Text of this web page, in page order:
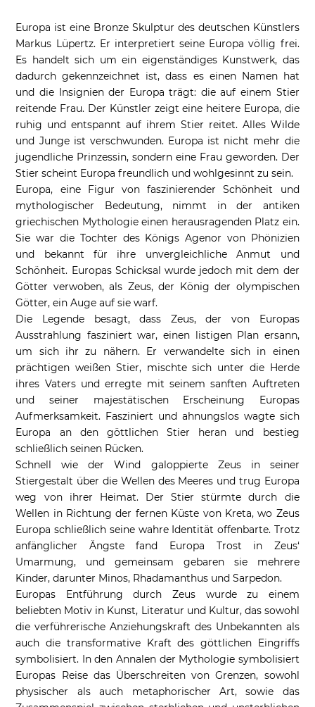
Europa ist eine Bronze Skulptur des deutschen Künstlers
Markus Lüpertz. Er interpretiert seine Europa völlig frei.
Es handelt sich um ein eigenständiges Kunstwerk, das
dadurch gekennzeichnet ist, dass es einen Namen hat
und die Insignien der Europa trägt: die auf einem Stier
reitende Frau. Der Künstler zeigt eine heitere Europa, die
ruhig und entspannt auf ihrem Stier reitet. Alles Wilde
und Junge ist verschwunden. Europa ist nicht mehr die
jugendliche Prinzessin, sondern eine Frau geworden. Der
Stier scheint Europa freundlich und wohlgesinnt zu sein.
Europa, eine Figur von faszinierender Schönheit und
mythologischer Bedeutung, nimmt in der antiken
griechischen Mythologie einen herausragenden Platz ein.
Sie war die Tochter des Königs Agenor von Phönizien
und bekannt für ihre unvergleichliche Anmut und
Schönheit. Europas Schicksal wurde jedoch mit dem der
Götter verwoben, als Zeus, der König der olympischen
Götter, ein Auge auf sie warf.
Die Legende besagt, dass Zeus, der von Europas
Ausstrahlung fasziniert war, einen listigen Plan ersann,
um sich ihr zu nähern. Er verwandelte sich in einen
prächtigen weißen Stier, mischte sich unter die Herde
ihres Vaters und erregte mit seinem sanften Auftreten
und seiner majestätischen Erscheinung Europas
Aufmerksamkeit. Fasziniert und ahnungslos wagte sich
Europa an den göttlichen Stier heran und bestieg
schließlich seinen Rücken.
Schnell wie der Wind galoppierte Zeus in seiner
Stiergestalt über die Wellen des Meeres und trug Europa
weg von ihrer Heimat. Der Stier stürmte durch die
Wellen in Richtung der fernen Küste von Kreta, wo Zeus
Europa schließlich seine wahre Identität offenbarte. Trotz
anfänglicher Ängste fand Europa Trost in Zeus‘
Umarmung, und gemeinsam gebaren sie mehrere
Kinder, darunter Minos, Rhadamanthus und Sarpedon.
Europas Entführung durch Zeus wurde zu einem
beliebten Motiv in Kunst, Literatur und Kultur, das sowohl
die verführerische Anziehungskraft des Unbekannten als
auch die transformative Kraft des göttlichen Eingriffs
symbolisiert. In den Annalen der Mythologie symbolisiert
Europas Reise das Überschreiten von Grenzen, sowohl
physischer als auch metaphorischer Art, sowie das